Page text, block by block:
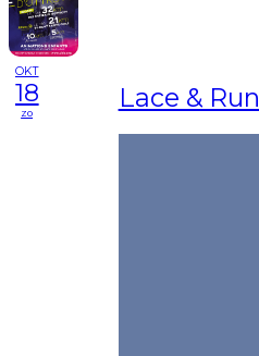
OKT
18
zo Lace & Run